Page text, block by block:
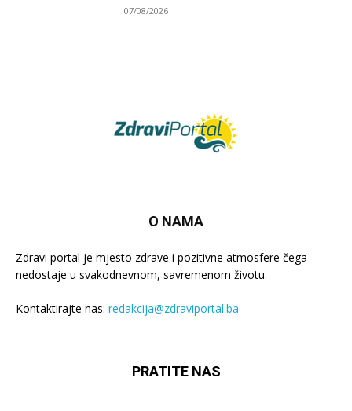
07/08/2026
O NAMA
Zdravi portal je mjesto zdrave i pozitivne atmosfere čega
nedostaje u svakodnevnom, savremenom životu.
Kontaktirajte nas: redakcija@zdraviportal.ba
PRATITE NAS